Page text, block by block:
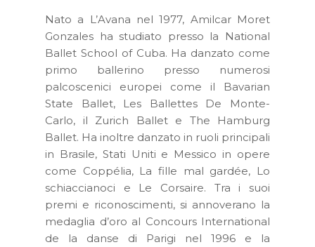
Nato a L’Avana nel 1977, Amilcar Moret
Gonzales ha studiato presso la National
Ballet School of Cuba. Ha danzato come
primo ballerino presso numerosi
palcoscenici europei come il Bavarian
State Ballet, Les Ballettes De Monte-
Carlo, il Zurich Ballet e The Hamburg
Ballet. Ha inoltre danzato in ruoli principali
in Brasile, Stati Uniti e Messico in opere
come Coppélia, La fille mal gardée, Lo
schiaccianoci e Le Corsaire. Tra i suoi
premi e riconoscimenti, si annoverano la
medaglia d’oro al Concours International
de la danse di Parigi nel 1996 e la